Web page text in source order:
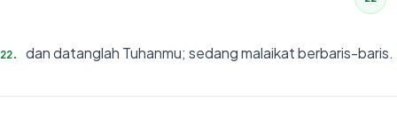
22. dan datanglah Tuhanmu; sedang malaikat berbaris-baris.